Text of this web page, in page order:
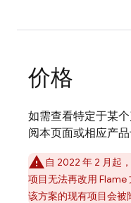
价格
如需查看特定于某
阅本页面或相应产
自 2022 年 2 月起
项目无法再改用 Flame
该方案的现有项目会被